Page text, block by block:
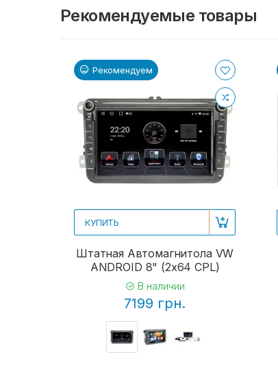
Рекомендуемые товары
Рекомендуем
КУПИТЬ
Штатная Автомагнитола VW
ANDROID 8" (2x64 CPL)
В наличии
7199 грн.